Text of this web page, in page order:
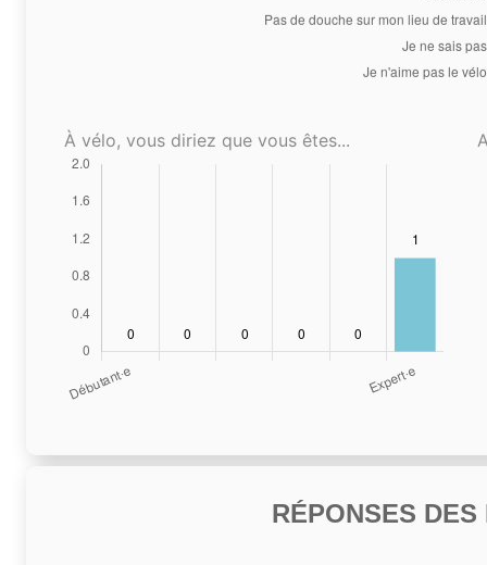
À vélo, vous diriez que vous êtes...
RÉPONSES